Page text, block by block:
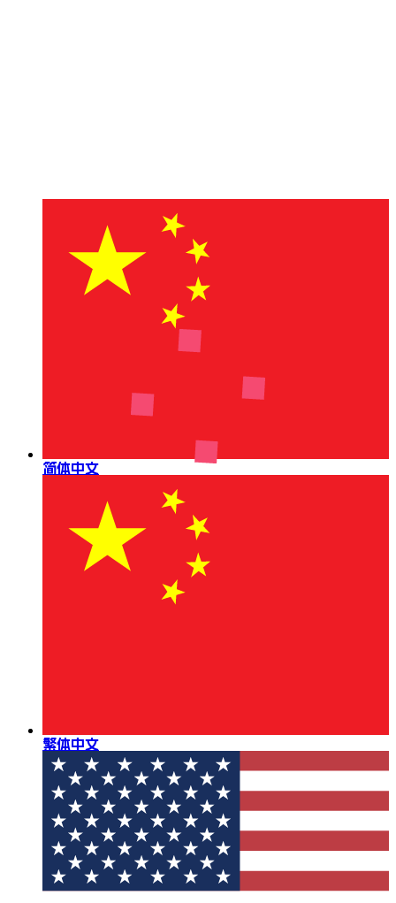
简体中文
繁体中文